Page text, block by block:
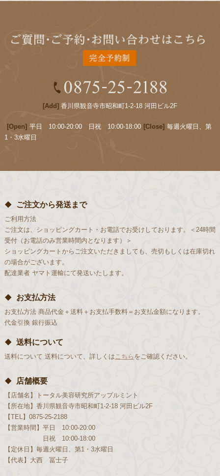
[Add] 香川県観音寺市昭和町1-2-18 河田ビル2F
[Open] 平日 10:00-20:00 日祝 10:00-18:00 [Close] 毎週火曜日、第
1・3水曜日
ご注文から発送まで
ご利用方法
ご注文は、ショッピングカート・お電話でお受けしております。＜24時間
受付（お電話のみ営業時間内となります）＞
ショッピングカートからご注文いただきましても、売切もしくは在庫切れ
の場合がございます。
配達業者 ヤマト運輸にて発送いたします。
お支払方法
お支払方法 商品代金＋送料＋お支払手数料＝お支払金額になります。
代金引換 銀行振込
送料について
送料について 送料について、詳しくは こちら をご確認ください。
店舗概要
【店舗名】
トータル美容研究所アップルミント
【所在地】 香川県観音寺市昭和町1-2-18 河田ビル2F
【TEL】 0875-25-2188
【営業時間】 平日 10:00-20:00
日祝 10:00-18:00
【定休日】 毎週火曜日、第1・3水曜日
【代表】 大西 冨士子